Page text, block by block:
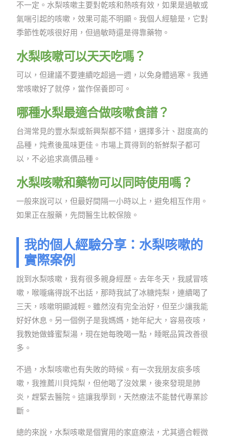
不一定。水梨咳嗽主要對乾咳和熱咳有效，如果是過敏或
氣喘引起的咳嗽，效果可能不明顯。我個人經驗是，它對
季節性乾咳很好用，但過敏時還是得靠藥物。
水梨咳嗽可以天天吃嗎？
可以，但建議不要連續吃超過一週，以免身體過寒。我通
常咳嗽好了就停，當作保養即可。
哪種水梨最適合做咳嗽食譜？
台灣常見的豐水梨或新興梨都不錯，選擇多汁、甜度高的
品種，炖煮後風味更佳。市場上買得到的新鮮梨子都可
以，不必追求高價品種。
水梨咳嗽和藥物可以同時使用嗎？
一般來說可以，但最好間隔一小時以上，避免相互作用。
如果正在服藥，先問醫生比較保險。
我的個人經驗分享：水梨咳嗽的
實際案例
說到水梨咳嗽，我有很多親身經歷。去年冬天，我感冒咳
嗽，喉嚨痛得說不出話，那時我試了冰糖炖梨，連續喝了
三天，咳嗽明顯減輕。雖然沒有完全治好，但至少讓我能
好好休息。另一個例子是我媽媽，她年紀大，容易夜咳，
我教她做蜂蜜梨湯，現在她每晚喝一點，睡眠品質改善很
多。
不過，水梨咳嗽也有失敗的時候。有一次我朋友痰多咳
嗽，我推薦川貝炖梨，但他喝了沒效果，後來發現是肺
炎，趕緊去醫院。這讓我學到，天然療法不能替代專業診
斷。
總的來說，水梨咳嗽是個實用的家庭療法，尤其適合輕微